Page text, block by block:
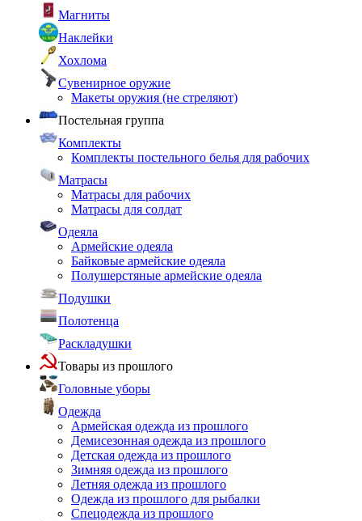
Магниты
Наклейки
Хохлома
Сувенирное оружие
Макеты оружия (не стреляют)
Постельная группа
Комплекты
Комплекты постельного белья для рабочих
Матрасы
Матрасы для рабочих
Матрасы для солдат
Одеяла
Армейские одеяла
Байковые армейские одеяла
Полушерстяные армейские одеяла
Подушки
Полотенца
Раскладушки
Товары из прошлого
Головные уборы
Одежда
Армейская одежда из прошлого
Демисезонная одежда из прошлого
Детская одежда из прошлого
Зимняя одежда из прошлого
Летняя одежда из прошлого
Одежда из прошлого для рыбалки
Спецодежда из прошлого